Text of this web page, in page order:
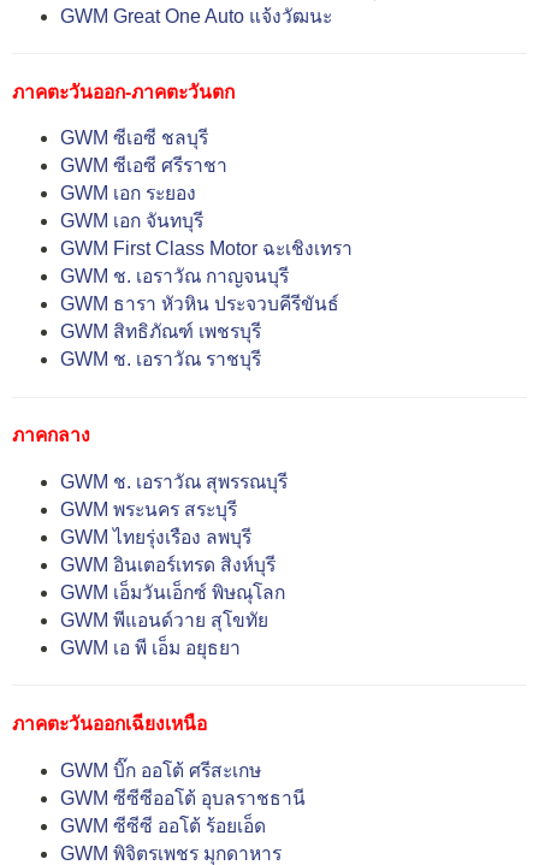
GWM Great One Auto แจ้งวัฒนะ
ภาคตะวันออก-ภาคตะวันตก
GWM ซีเอซี ชลบุรี
GWM ซีเอซี ศรีราชา
GWM เอก ระยอง
GWM เอก จันทบุรี
GWM First Class Motor ฉะเชิงเทรา
GWM ช. เอราวัณ กาญจนบุรี
GWM ธารา หัวหิน ประจวบคีรีขันธ์
GWM สิทธิภัณฑ์ เพชรบุรี
GWM ช. เอราวัณ ราชบุรี
ภาคกลาง
GWM ช. เอราวัณ สุพรรณบุรี
GWM พระนคร สระบุรี
GWM ไทยรุ่งเรือง ลพบุรี
GWM อินเตอร์เทรด สิงห์บุรี
GWM เอ็มวันเอ็กซ์ พิษณุโลก
GWM พีแอนด์วาย สุโขทัย
GWM เอ พี เอ็ม อยุธยา
ภาคตะวันออกเฉียงเหนือ
GWM บิ๊ก ออโต้ ศรีสะเกษ
GWM ซีซีซีออโต้ อุบลราชธานี
GWM ซีซีซี ออโต้ ร้อยเอ็ด
GWM พิจิตรเพชร มุกดาหาร